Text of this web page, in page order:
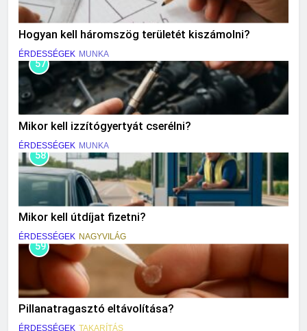
Hogyan kell háromszög területét kiszámolni?
ÉRDESSÉGEK MUNKA
57
Mikor kell izzítógyertyát cserélni?
ÉRDESSÉGEK MUNKA
58
Mikor kell útdíjat fizetni?
ÉRDESSÉGEK NAGYVILÁG
59
Pillanatragasztó eltávolítása?
ÉRDESSÉGEK TAKARÍTÁS